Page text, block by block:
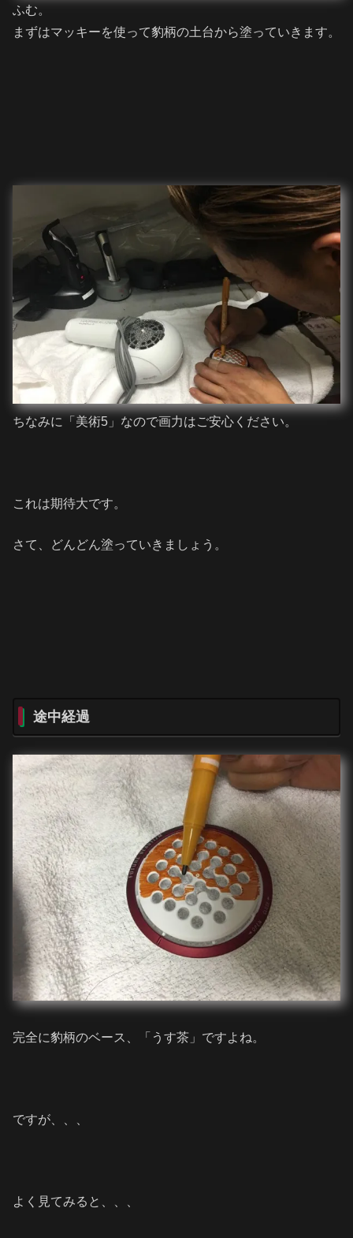
ふむ。
まずはマッキーを使って豹柄の土台から塗っていきます。
ちなみに「美術5」なので画力はご安心ください。
これは期待大です。
さて、どんどん塗っていきましょう。
途中経過
完全に豹柄のベース、「うす茶」ですよね。
ですが、、、
よく見てみると、、、